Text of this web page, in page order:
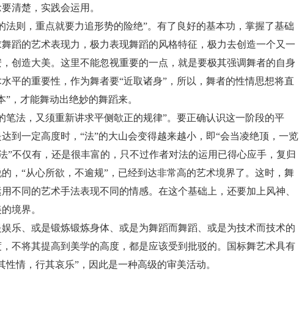
清楚，实践会运用。
法则，重点就要力追形势的险绝”。有了良好的基本功，掌握了基础
蹈的艺术表现力，极力表现舞蹈的风格特征，极力去创造一个又一
创造大美。这里不能忽视重要的一点，就是要极其强调舞者的自身
平的重要性，作为舞者要“近取诸身”，所以，舞者的性情思想将直
，才能舞动出绝妙的舞蹈来。
笔法，又须重新讲求平侧欹正的规律”。要正确认识这一阶段的平
到一定高度时，“法”的大山会变得越来越小，即“会当凌绝顶，一览
”不仅有，还是很丰富的，只不过作者对法的运用已得心应手，复归
，“从心所欲，不逾规”，已经到达非常高的艺术境界了。这时，舞
不同的艺术手法表现不同的情感。在这个基础上，还要加上风神、
境界。
乐、或是锻炼锻炼身体、或是为舞蹈而舞蹈、或是为技术而技术的
不将其提高到美学的高度，都是应该受到批驳的。国标舞艺术具有
情，行其哀乐”，因此是一种高级的审美活动。